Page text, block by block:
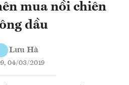
mua nồi chiên
dầu
Lưu Hà
04/03/2019